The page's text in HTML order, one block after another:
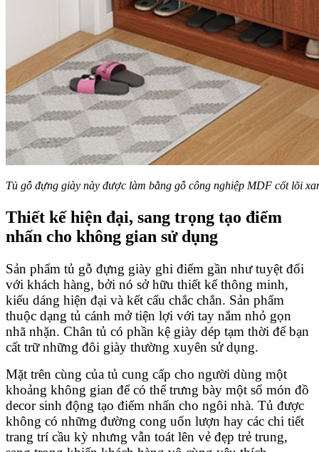
Tủ gỗ đựng giày này được làm bằng gỗ công nghiệp MDF cốt lõi
Thiết kế hiện đại, sang trọng tạo điểm
nhấn cho không gian sử dụng
Sản phẩm tủ gỗ đựng giày ghi điểm gần như tuyệt đối
với khách hàng, bởi nó sở hữu thiết kế thông minh,
kiểu dáng hiện đại và kết cấu chắc chắn. Sản phẩm
thuộc dạng tủ cánh mở tiện lợi với tay nắm nhỏ gọn
nhã nhặn. Chân tủ có phần kệ giày dép tạm thời để bạn
cất trữ những đôi giày thường xuyên sử dụng.
Mặt trên cùng của tủ cung cấp cho người dùng một
khoảng không gian để có thể trưng bày một số món đồ
decor sinh động tạo điểm nhấn cho ngôi nhà. Tủ được
không có những đường cong uốn lượn hay các chi tiết
trang trí cầu kỳ nhưng vẫn toát lên vẻ đẹp trẻ trung,